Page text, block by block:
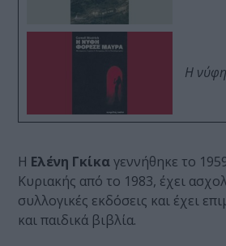
Η
Η Ελένη Γκίκαγεννήθηκε το
Κυριακής από το 1983, έχει
συλλογικές εκδόσεις και έχει
και παιδικά βιβλία.